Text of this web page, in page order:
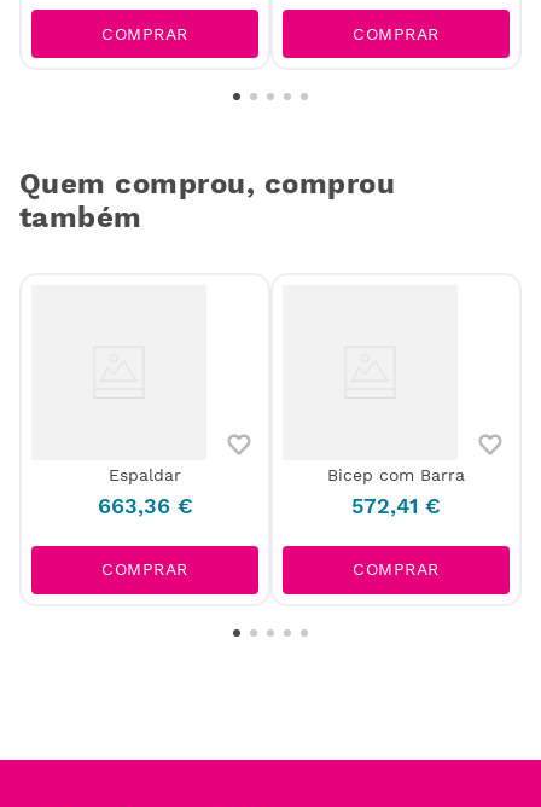
COMPRAR COMPRAR
Quem comprou, comprou
também
Espaldar
663,36 €
COMPRAR
Bicep com Barra
572,41 €
COMPRAR